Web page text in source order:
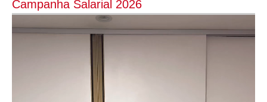
Campanha Salarial 2026